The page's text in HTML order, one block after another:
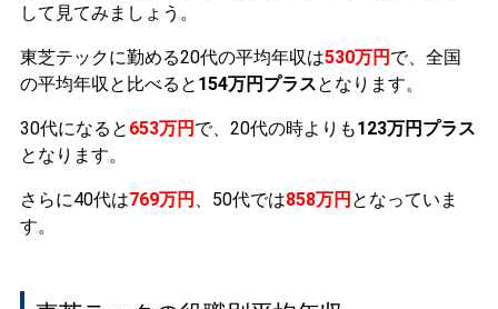
して見てみましょう。
東芝テックに勤める20代の平均年収は530万円 で、全国
の平均年収と比べると 154万円プラスとなります。
30代になると 653万円 で、20代の時よりも123万円プラス
となります。
さらに40代は769万円 、50代では858万円 となっていま
す。